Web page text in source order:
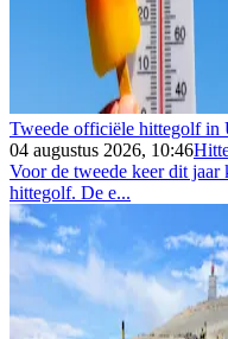
Tweede officiële hittegolf in
04 augustus 2026, 10:46
Voor de tweede keer dit
hittegolf. De e...